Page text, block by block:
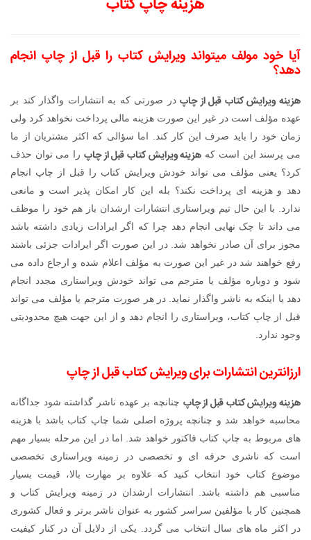
آیا خود مولف میتواند ویرایش کتاب را قبل از چاپ انجام
دهد؟
هزینه ویرایش کتاب قبل از چاپدر صورتی که به انتشارات واگذار کند بر
عهده مؤلف است در غیر این صورت هزینه مالی پرداخت نخواهد کرد ولی
زمان خود را باید صرف این کار کند. اما سؤالی که اکثر مشتریان از ما
می پرسند این است که هزینه ویرایش کتاب قبل از چاپ را می توان حذف
کرد؟ یعنی مؤلف می تواند خودش ویرایش کتاب را قبل از چاپ انجام
دهد و هزینه ای پرداخت نکند؟ بله این کار امکان پذیر است و مانعی
ندارد. با این حال تیم ویراستاری انتشارات ارشدان باز هم خود را موظف
می داند تا چک نهایی انجام دهد چرا که اگر ایرادات زیادی داشته باشد
مجوز برای آن صادر نخواهد شد. در این صورت اگر ایرادات جزئی باشند
رفع خواهند شد در غیر این صورت به مؤلف اعلام شده و ارجاع داده می
شود و دوباره مؤلف یا مترجم می تواند خودش ویراستاری مجدد انجام
دهد یا اینکه به ناشر واگذار نماید. در هر صورت مترجم یا مؤلف می تواند
قبل از چاپ کتاب، ویراستاری را انجام دهد و از این جهت هیچ محدودیتی
وجود ندارد.
ارزانترین انتشارات برای ویرایش کتاب قبل از چاپ
هزینه ویرایش کتاب قبل از چاپ چنانچه بر عهده ناشر گذاشته شود جداگانه
محاسبه خواهد شد و چنانچه پروژه اصلی شما چاپ کتاب باشد با هزینه
های مربوط به چاپ کتاب فاکتور خواهد شد. اما در این مرحله بسیار مهم
است که ناشری حرفه ای و تخصصی در زمینه ویراستاری تخصصی
موضوع کتاب خود انتخاب کنید که علاوه بر مهارت بالا، قیمت بسیار
مناسبی هم داشته باشد. انتشارات ارشدان در زمینه ویرایش کتاب و
همچنین کار با مؤلفین سراسر کشور به عنوان ناشر برتر و فعال کشوری
در اکثر ماه های سال انتخاب می گردد. یکی از دلایل آن در کنار کیفیت